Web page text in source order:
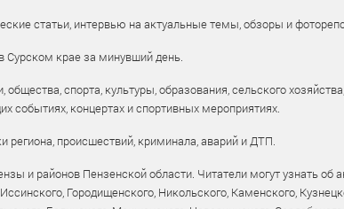
статьи, интервью на актуальные темы, обзоры и
крае за минувший день.
спорта, культуры, образования, сельского
событиях, концертах и спортивных мероприятиях.
происшествий, криминала, аварий и ДТП.
и районов Пензенской области. Читатели могут узнать об
Городищенского, Никольского, Каменского,